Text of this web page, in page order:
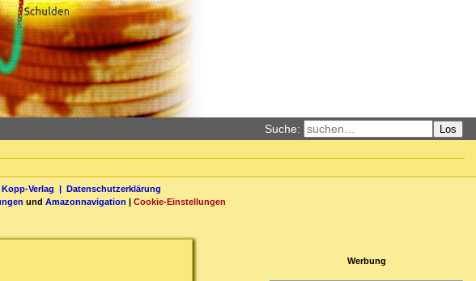
Suche: Los
Verlag | Datenschutzerklärung
und Amazonnavigation | Cookie-Einstellungen
Werbung